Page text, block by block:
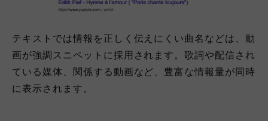
テキストでは情報を正しく伝えにくい曲名などは、動
画が強調スニペットに採用されます。歌詞や配信され
ている媒体、関係する動画など、豊富な情報量が同時
に表示されます。